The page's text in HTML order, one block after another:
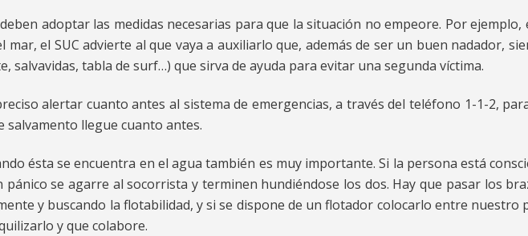
adoptar las medidas necesarias para que la situación no empeore. Por ejemplo,
el SUC advierte al que vaya a auxiliarlo que, además de ser un buen nadador,
salvavidas, tabla de surf…) que sirva de ayuda para evitar una segunda víctima.
alertar cuanto antes al sistema de emergencias, a través del teléfono 1-1-2,
salvamento llegue cuanto antes.
ésta se encuentra en el agua también es muy importante. Si la persona está
se agarre al socorrista y terminen hundiéndose los dos. Hay que pasar los
y buscando la flotabilidad, y si se dispone de un flotador colocarlo entre nuestro
y que colabore.